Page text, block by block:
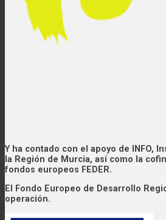
Y ha contado con el apoyo de INFO,
la Región de Murcia, así como la
fondos europeos FEDER.
El Fondo Europeo de Desarrollo
operación.